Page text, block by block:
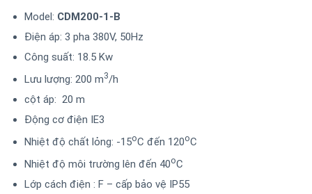
Model: CDM200-1-B
Điện áp: 3 pha 380V, 50Hz
Công suất: 18.5 Kw
Lưu lượng: 200 m3/h
cột áp: 20 m
Động cơ điện IE3
Nhiệt độ chất lỏng: -15oC đến 120oC
Nhiệt độ môi trường lên đến 40oC
Lớp cách điện : F – cấp bảo vệ IP55